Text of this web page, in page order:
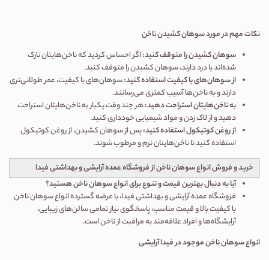
نکات مهم در مورد سوهان کشیدن ناخن
سوهان کشیدن را متوقف کنید:اگر احساس کردید که ناخن‌هایتان نازک
شده‌اند یا درد دارند، سوهان کشیدن را متوقف کنید.
از سوهان‌های با کیفیت استفاده کنید:سوهان‌های با کیفیت، عمر طولانی‌تری
دارند و به ناخن‌ها آسیب کمتری می‌رسانند.
به ناخن‌هایتان استراحت دهید:هر چند وقت یکبار به ناخن‌هایتان استراحت
دهید و از لاک زدن و مواد شیمیایی خودداری کنید.
از روغن کوتیکول استفاده کنید:پس از سوهان کشیدن، از روغن کوتیکول
استفاده کنید تا ناخن‌هایتان نرم و مرطوب شوند.
خرید و فروش انواع سوهان ناخن از فروشگاه عمده آرایشی و بهداشتی فیدا
آیا به دنبال بهترین قیمت و تنوع برای انواع سوهان ناخن هستید؟
فروشگاه عمده آرایشی و بهداشتی فیدا، با عرضه گسترده انواع سوهان ناخن
با کیفیت بالا و قیمت مناسب، پاسخگوی نیاز تمامی سالن‌های زیبایی،
آرایشگاه‌ها و افراد علاقه‌مند به مراقبت از ناخن است.
انواع سوهان ناخن موجود در فیدا آرایشی